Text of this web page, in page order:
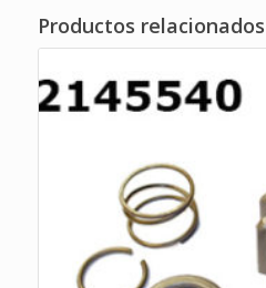
Productos relacionados